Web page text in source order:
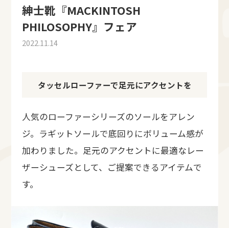
紳士靴『MACKINTOSH
PHILOSOPHY』フェア
2022.11.14
タッセルローファーで足元にアクセントを
人気のローファーシリーズのソールをアレン
ジ。ラギットソールで底回りにボリューム感が
加わりました。足元のアクセントに最適なレー
ザーシューズとして、ご提案できるアイテムで
す。